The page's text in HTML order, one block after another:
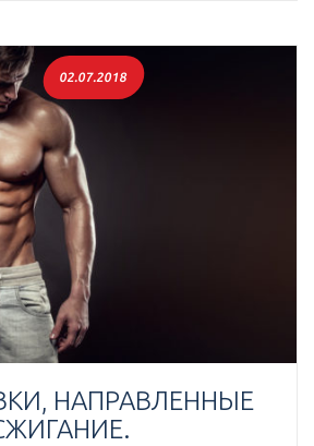
НАПРАВЛЕННЫЕ
02.07.2018